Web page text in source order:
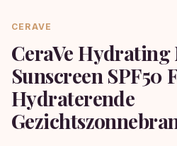
CERAVE
CeraVe
Sunscreen SPF50
Hydraterende